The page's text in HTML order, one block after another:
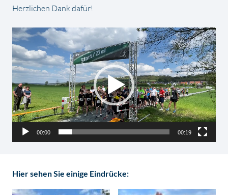
Herzlichen Dank dafür!
Video-
Player
00:00 00:19
Hier sehen Sie einige Eindrücke: